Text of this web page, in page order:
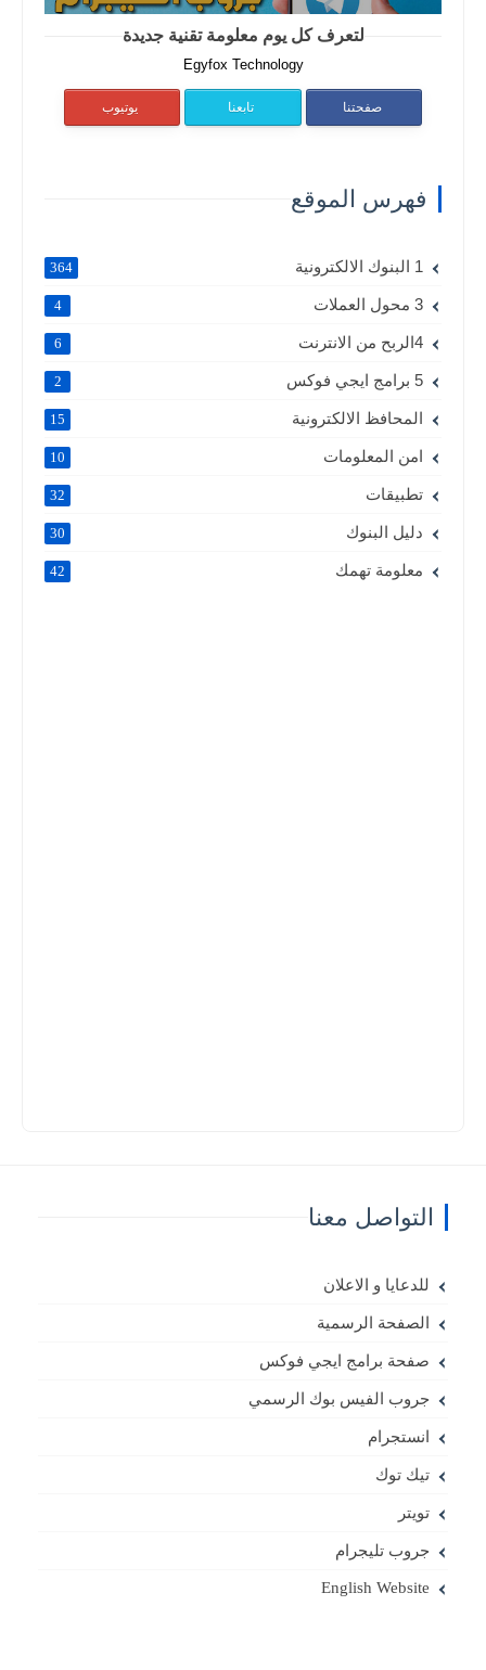
لتعرف كل يوم معلومة تقنية جديدة
Egyfox Technology
صفحتنا تابعنا يوتيوب
فهرس الموقع
1 البنوك الالكترونية 364
3 محول العملات 4
4الربح من الانترنت 6
5 برامج ايجي فوكس 2
المحافظ الالكترونية 15
امن المعلومات 10
تطبيقات 32
دليل البنوك 30
معلومة تهمك 42
التواصل معنا
للدعايا و الاعلان
الصفحة الرسمية
صفحة برامج ايجي فوكس
جروب الفيس بوك الرسمي
انستجرام
تيك توك
تويتر
جروب تليجرام
English Website